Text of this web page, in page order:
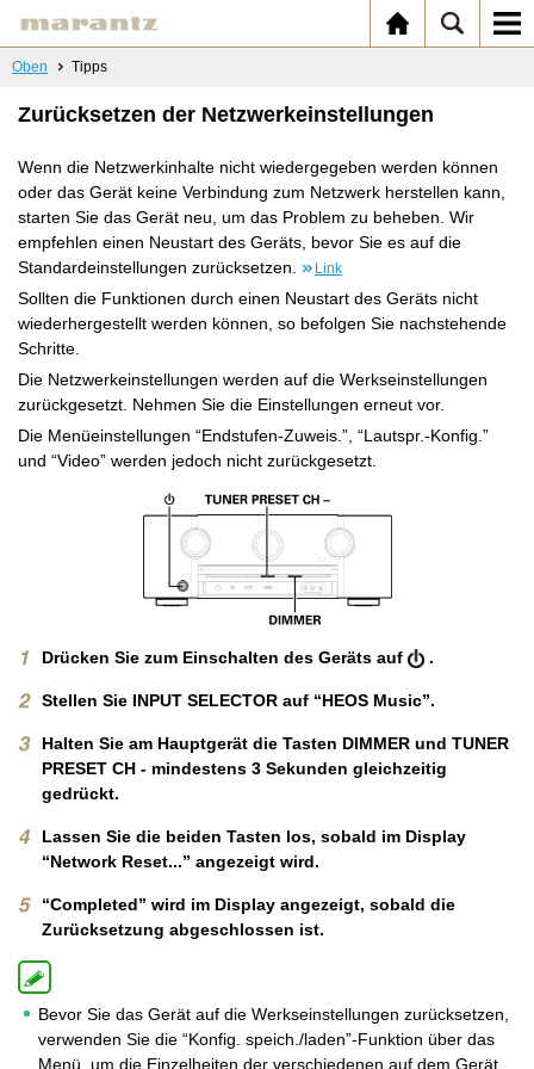
Oben Tipps
Zurücksetzen der Netzwerkeinstellungen
Wenn die Netzwerkinhalte nicht wiedergegeben werden können
oder das Gerät keine Verbindung zum Netzwerk herstellen kann,
starten Sie das Gerät neu, um das Problem zu beheben. Wir
empfehlen einen Neustart des Geräts, bevor Sie es auf die
Standardeinstellungen zurücksetzen.
Link
Sollten die Funktionen durch einen Neustart des Geräts nicht
wiederhergestellt werden können, so befolgen Sie nachstehende
Schritte.
Die Netzwerkeinstellungen werden auf die Werkseinstellungen
zurückgesetzt. Nehmen Sie die Einstellungen erneut vor.
Die Menüeinstellungen “Endstufen-Zuweis.”, “Lautspr.-Konfig.”
und “Video” werden jedoch nicht zurückgesetzt.
Drücken Sie zum Einschalten des Geräts auf .
Stellen Sie INPUT SELECTOR auf “HEOS Music”.
Halten Sie am Hauptgerät die Tasten DIMMER und TUNER
PRESET CH - mindestens 3 Sekunden gleichzeitig
gedrückt.
Lassen Sie die beiden Tasten los, sobald im Display
“Network Reset...” angezeigt wird.
“Completed” wird im Display angezeigt, sobald die
Zurücksetzung abgeschlossen ist.
Bevor Sie das Gerät auf die Werkseinstellungen zurücksetzen,
verwenden Sie die “Konfig. speich./laden”-Funktion über das
Menü, um die Einzelheiten der verschiedenen auf dem Gerät